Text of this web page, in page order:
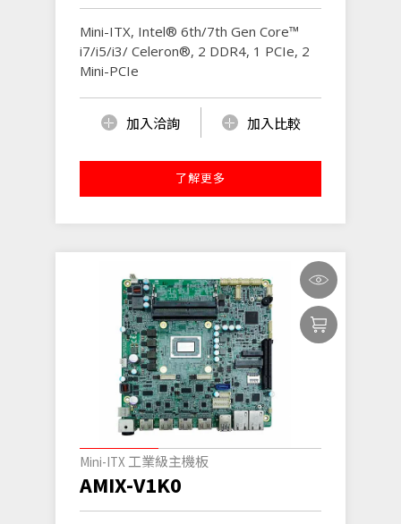
Mini-ITX, Intel® 6th/7th Gen Core™
i7/i5/i3/ Celeron®, 2 DDR4, 1 PCIe, 2
Mini-PCIe
加入洽詢 加入比較
了解更多
Mini-ITX 工業級主機板
AMIX-V1K0